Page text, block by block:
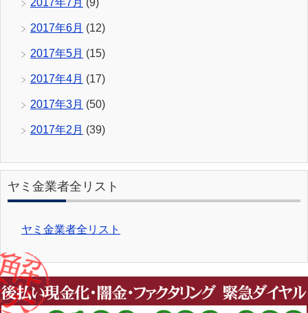
2017年7月 (9)
2017年6月 (12)
2017年5月 (15)
2017年4月 (17)
2017年3月 (50)
2017年2月 (39)
ヤミ金業者全リスト
ヤミ金業者全リスト
Copyright (C) 2026 ヤミ金被害相談窓口All Rights